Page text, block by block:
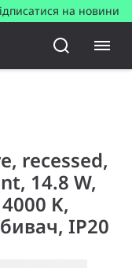
на новини
recessed,
14.8 W,
K,
IP20